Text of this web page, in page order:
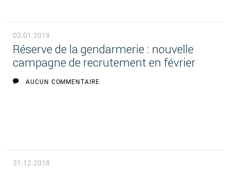
02.01.2019
Réserve de la gendarmerie : nouvelle
campagne de recrutement en février
AUCUN COMMENTAIRE
31.12.2018